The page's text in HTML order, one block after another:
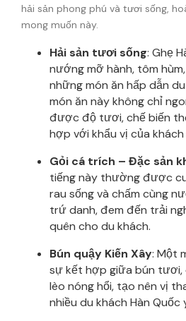
hải sản phong phú và tươi sống,
mong muốn này.
Hải sản tươi sống: Ghẹ
nướng mỡ hành, tôm
những món ăn hấp dẫn
món ăn này không chỉ
được độ tươi, chế biến
hợp với khẩu vị của
Gỏi cá trích – Đặc sản
tiếng này thường được
rau sống và chấm cùng
trứ danh, đem đến trải
quên cho du khách.
Bún quậy Kiến Xây: Một
sự kết hợp giữa bún tươi,
lèo nóng hổi, tạo nên vị
nhiều du khách Hàn Quốc